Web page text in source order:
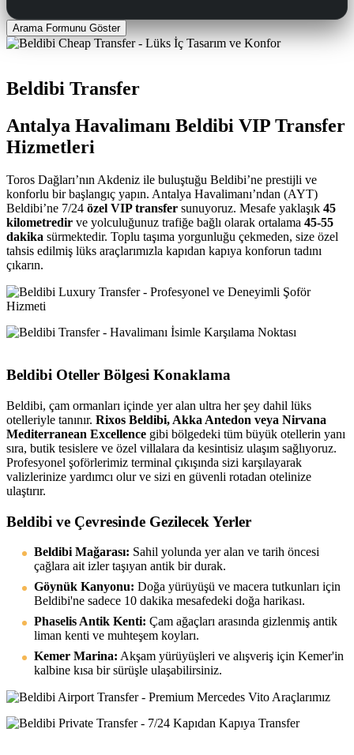
Arama Formunu Göster
Beldibi Transfer
Antalya Havalimanı Beldibi VIP Transfer
Hizmetleri
Toros Dağları’nın Akdeniz ile buluştuğu Beldibi’ne prestijli ve
konforlu bir başlangıç yapın. Antalya Havalimanı’ndan (AYT)
Beldibi’ne 7/24 özel VIP transfer sunuyoruz. Mesafe yaklaşık 45
kilometredir ve yolculuğunuz trafiğe bağlı olarak ortalama 45-55
dakika sürmektedir. Toplu taşıma yorgunluğu çekmeden, size özel
tahsis edilmiş lüks araçlarımızla kapıdan kapıya konforun tadını
çıkarın.
Beldibi Oteller Bölgesi Konaklama
Beldibi, çam ormanları içinde yer alan ultra her şey dahil lüks
otelleriyle tanınır. Rixos Beldibi, Akka Antedon veya Nirvana
Mediterranean Excellence gibi bölgedeki tüm büyük otellerin yanı
sıra, butik tesislere ve özel villalara da kesintisiz ulaşım sağlıyoruz.
Profesyonel şoförlerimiz terminal çıkışında sizi karşılayarak
valizlerinize yardımcı olur ve sizi en güvenli rotadan otelinize
ulaştırır.
Beldibi ve Çevresinde Gezilecek Yerler
Beldibi Mağarası: Sahil yolunda yer alan ve tarih öncesi
çağlara ait izler taşıyan antik bir durak.
Göynük Kanyonu: Doğa yürüyüşü ve macera tutkunları için
Beldibi'ne sadece 10 dakika mesafedeki doğa harikası.
Phaselis Antik Kenti: Çam ağaçları arasında gizlenmiş antik
liman kenti ve muhteşem koyları.
Kemer Marina: Akşam yürüyüşleri ve alışveriş için Kemer'in
kalbine kısa bir sürüşle ulaşabilirsiniz.